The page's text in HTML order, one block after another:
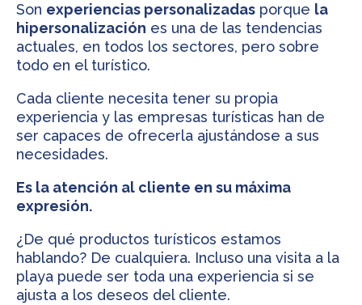
Son experiencias personalizadas porque la
hipersonalización es una de las tendencias
actuales, en todos los sectores, pero sobre
todo en el turístico.
Cada cliente necesita tener su propia
experiencia y las empresas turísticas han de
ser capaces de ofrecerla ajustándose a sus
necesidades.
Es la atención al cliente en su máxima
expresión.
¿De qué productos turísticos estamos
hablando? De cualquiera. Incluso una visita a la
playa puede ser toda una experiencia si se
ajusta a los deseos del cliente.